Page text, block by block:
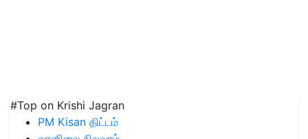
#Top on Krishi Jagran
PM Kisan திட்டம்